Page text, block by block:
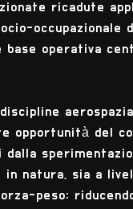
ricadute
base operativa
opportunità del
natura, sia a
peso: